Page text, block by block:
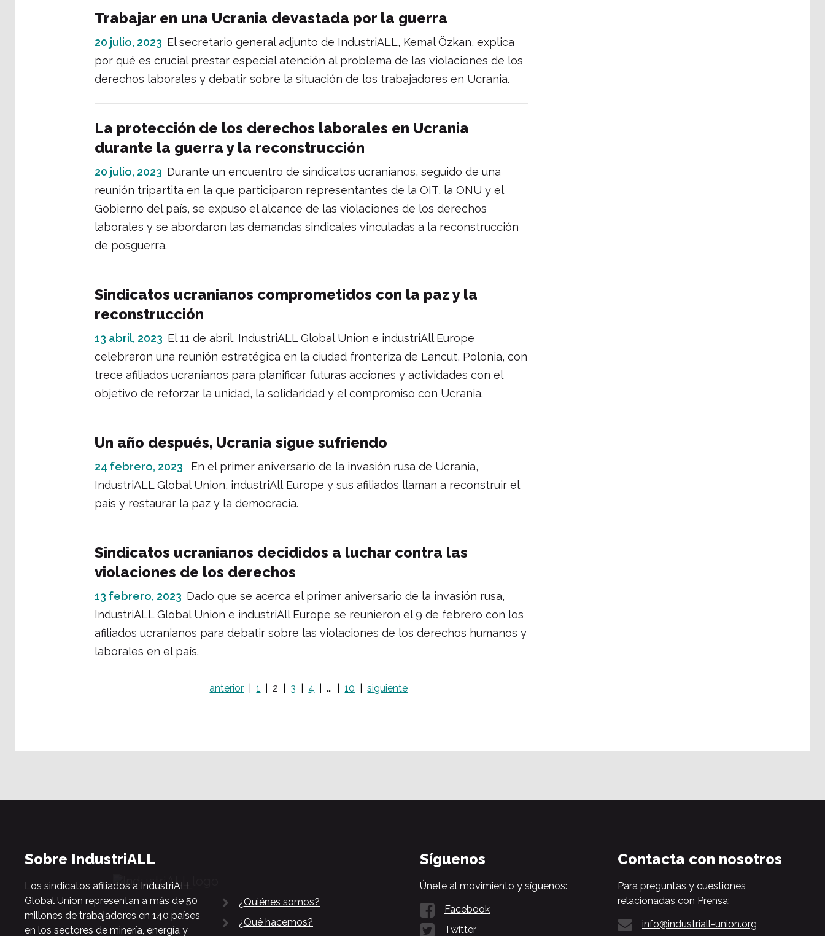
Trabajar en una Ucrania devastada por la guerra
20 julio, 2023 El secretario general adjunto de IndustriALL, Kemal Özkan, explica
por qué es crucial prestar especial atención al problema de las violaciones de los
derechos laborales y debatir sobre la situación de los trabajadores en Ucrania.
La protección de los derechos laborales en Ucrania
durante la guerra y la reconstrucción
20 julio, 2023 Durante un encuentro de sindicatos ucranianos, seguido de una
reunión tripartita en la que participaron representantes de la OIT, la ONU y el
Gobierno del país, se expuso el alcance de las violaciones de los derechos
laborales y se abordaron las demandas sindicales vinculadas a la reconstrucción
de posguerra.
Sindicatos ucranianos comprometidos con la paz y la
reconstrucción
13 abril, 2023 El 11 de abril, IndustriALL Global Union e industriAll Europe
celebraron una reunión estratégica en la ciudad fronteriza de Lancut, Polonia, con
trece afiliados ucranianos para planificar futuras acciones y actividades con el
objetivo de reforzar la unidad, la solidaridad y el compromiso con Ucrania.
Un año después, Ucrania sigue sufriendo
24 febrero, 2023
En el primer aniversario de la invasión rusa de Ucrania,
IndustriALL Global Union, industriAll Europe y sus afiliados llaman a reconstruir el
país y restaurar la paz y la democracia.
Sindicatos ucranianos decididos a luchar contra las
violaciones de los derechos
13 febrero, 2023 Dado que se acerca el primer aniversario de la invasión rusa,
IndustriALL Global Union e industriAll Europe se reunieron el 9 de febrero con los
afiliados ucranianos para debatir sobre las violaciones de los derechos humanos y
laborales en el país.
anterior 1 2 3 4 ... 10 siguiente
Sobre IndustriALL
Los sindicatos afiliados a IndustriALL
Global Union representan a más de 50
millones de trabajadores en 140 países
en los sectores de minería, energía y
¿Quiénes somos?
¿Qué hacemos?
Síguenos
Únete al movimiento y síguenos:
Facebook
Twitter
Contacta con nosotros
Para preguntas y cuestiones
relacionadas con Prensa:
info@industriall-union.org